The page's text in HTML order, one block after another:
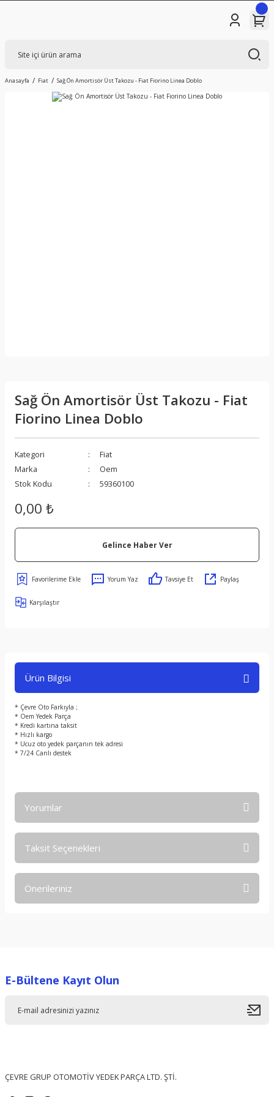
Anasayfa Fiat Sağ Ön Amortisör Üst Takozu - Fiat Fiorino Linea Doblo
Sağ Ön Amortisör Üst Takozu - Fiat
Fiorino Linea Doblo
Kategori
Fiat
Marka
Oem
Stok Kodu
59360100
0,00 ₺
Gelince Haber Ver
Yorum Yaz Tavsiye Et Paylaş
Karşılaştır
Ürün Bilgisi
* Çevre Oto Farkıyla ;
* Oem Yedek Parça
* Kredi kartına taksit
* Hızlı kargo
* Ucuz oto yedek parçanın tek adresi
* 7/24 Canlı destek
Yorumlar
Taksit Seçenekleri
Önerileriniz
Ürün resmi kalitesiz, bozuk veya görüntülenemiyor.
E-Bültene Kayıt Olun
ÇEVRE GRUP OTOMOTİV YEDEK PARÇA LTD. ŞTİ.